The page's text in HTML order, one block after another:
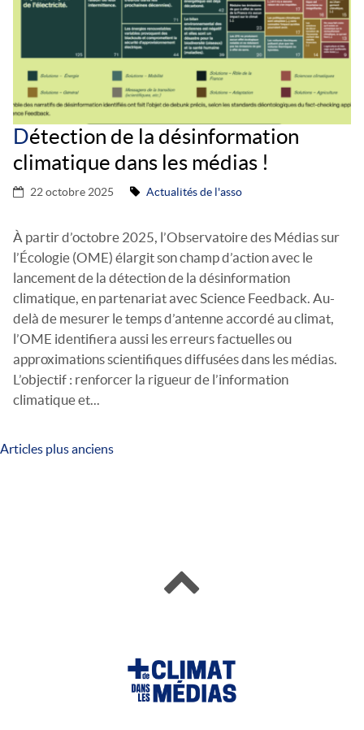
Détection de la désinformation
climatique dans les médias !
22 octobre 2025 Actualités de l'asso
À partir d’octobre 2025, l’Observatoire des Médias sur
l’Écologie (OME) élargit son champ d’action avec le
lancement de la détection de la désinformation
climatique, en partenariat avec Science Feedback. Au-
delà de mesurer le temps d’antenne accordé au climat,
l’OME identifiera aussi les erreurs factuelles ou
approximations scientifiques diffusées dans les médias.
L’objectif : renforcer la rigueur de l’information
climatique et...
Navigation
Articles plus anciens